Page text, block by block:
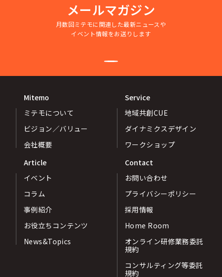
メールマガジン
月数回ミテモに関連した最新ニュースや
イベント情報をお送りします
Mitemo
ミテモについて
ビジョン／バリュー
会社概要
Service
地域共創CUE
ダイナミクスデザイン
ワークショップ
Article
イベント
コラム
事例紹介
お役立ちコンテンツ
News&Topics
Contact
お問い合わせ
プライバシーポリシー
採用情報
Home Room
オンライン研修業務委託
規約
コンサルティング等委託
規約